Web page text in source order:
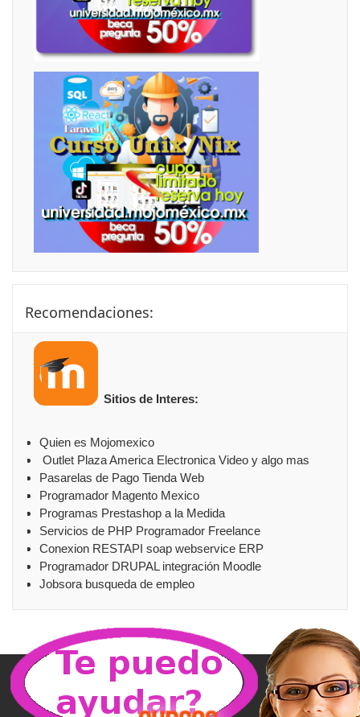
Recomendaciones:
Sitios de Interes:
Quien es Mojomexico
Outlet Plaza America Electronica Video y algo mas
Pasarelas de Pago Tienda Web
Programador Magento Mexico
Programas Prestashop a la Medida
Servicios de PHP Programador Freelance
Conexion RESTAPI soap webservice ERP
Programador DRUPAL integración Moodle
Jobsora busqueda de empleo